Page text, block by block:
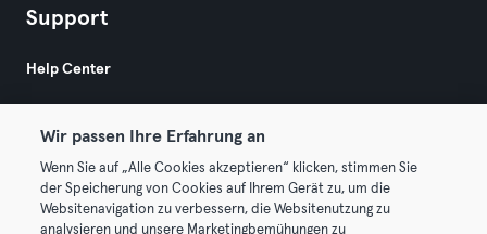
Support
Help Center
© 2026 Urban Sports Group GmbH. All rights reserved.
Wir passen Ihre Erfahrung an
Wenn Sie auf „Alle Cookies akzeptieren“ klicken, stimmen Sie
der Speicherung von Cookies auf Ihrem Gerät zu, um die
Websitenavigation zu verbessern, die Websitenutzung zu
analysieren und unsere Marketingbemühungen zu